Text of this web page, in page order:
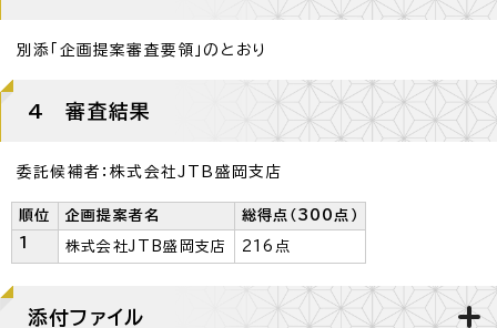
別添「企画提案審査要領」のとおり
4 審査結果
委託候補者：株式会社JTB盛岡支店
順位 企画提案者名
総得点（300点）
1
株式会社JTB盛岡支店 216点
添付ファイル